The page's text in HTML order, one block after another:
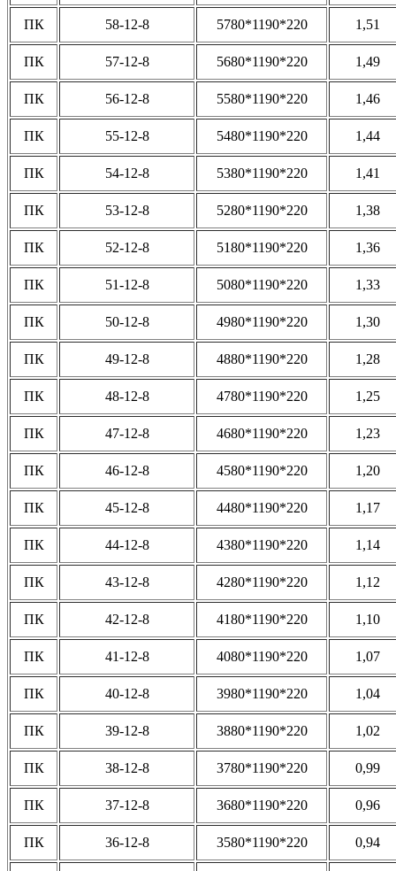
ПК 58-12-8 5780*1190*220 1,51
ПК 57-12-8 5680*1190*220 1,49
ПК 56-12-8 5580*1190*220 1,46
ПК 55-12-8 5480*1190*220 1,44
ПК 54-12-8 5380*1190*220 1,41
ПК 53-12-8 5280*1190*220 1,38
ПК 52-12-8 5180*1190*220 1,36
ПК 51-12-8 5080*1190*220 1,33
ПК 50-12-8 4980*1190*220 1,30
ПК 49-12-8 4880*1190*220 1,28
ПК 48-12-8 4780*1190*220 1,25
ПК 47-12-8 4680*1190*220 1,23
ПК 46-12-8 4580*1190*220 1,20
ПК 45-12-8 4480*1190*220 1,17
ПК 44-12-8 4380*1190*220 1,14
ПК 43-12-8 4280*1190*220 1,12
ПК 42-12-8 4180*1190*220 1,10
ПК 41-12-8 4080*1190*220 1,07
ПК 40-12-8 3980*1190*220 1,04
ПК 39-12-8 3880*1190*220 1,02
ПК 38-12-8 3780*1190*220 0,99
ПК 37-12-8 3680*1190*220 0,96
ПК 36-12-8 3580*1190*220 0,94